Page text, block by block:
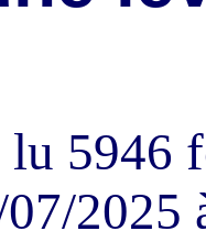
5946
2025